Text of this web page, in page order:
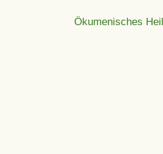
Ökumenisches